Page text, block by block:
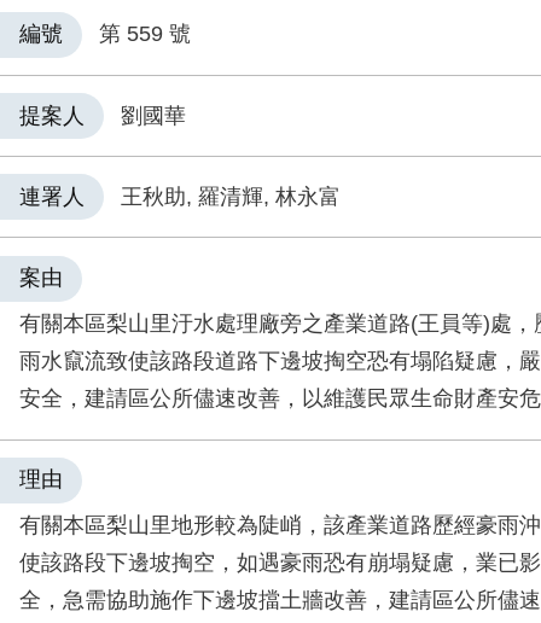
編號 第 559 號
提案人 劉國華
連署人 王秋助, 羅清輝, 林永富
案由
有關本區梨山里汙水處理廠旁之產業道路(王員等)處
雨水竄流致使該路段道路下邊坡掏空恐有塌陷疑慮，
安全，建請區公所儘速改善，以維護民眾生命財產安
理由
有關本區梨山里地形較為陡峭，該產業道路歷經豪雨
使該路段下邊坡掏空，如遇豪雨恐有崩塌疑慮，業已
全，急需協助施作下邊坡擋土牆改善，建請區公所儘